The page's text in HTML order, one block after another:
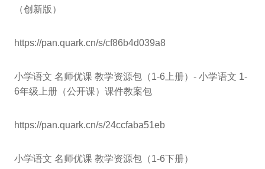
（创新版）
https://pan.quark.cn/s/cf86b4d039a8
小学语文 名师优课 教学资源包（1-6上册）- 小学语文 1-
6年级上册（公开课）课件教案包
https://pan.quark.cn/s/24ccfaba51eb
小学语文 名师优课 教学资源包（1-6下册）